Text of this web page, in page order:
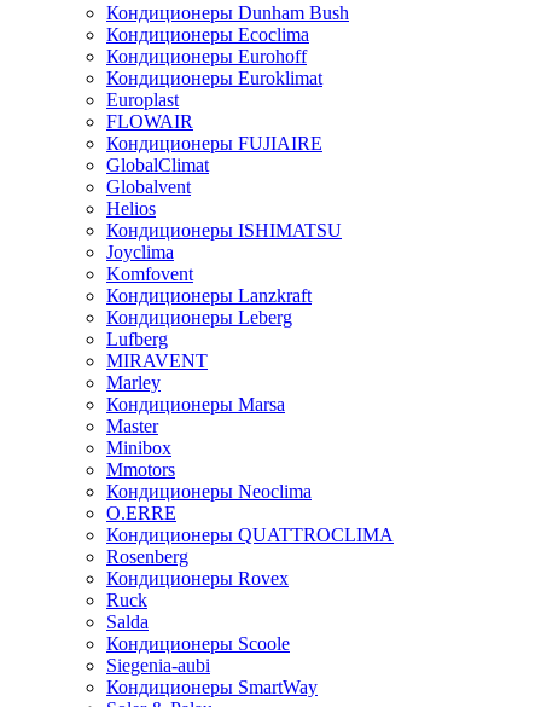
Кондиционеры Dunham Bush
Кондиционеры Ecoclima
Кондиционеры Eurohoff
Кондиционеры Euroklimat
Europlast
FLOWAIR
Кондиционеры FUJIAIRE
GlobalClimat
Globalvent
Helios
Кондиционеры ISHIMATSU
Joyclima
Komfovent
Кондиционеры Lanzkraft
Кондиционеры Leberg
Lufberg
MIRAVENT
Marley
Кондиционеры Marsa
Master
Minibox
Mmotors
Кондиционеры Neoclima
O.ERRE
Кондиционеры QUATTROCLIMA
Rosenberg
Кондиционеры Rovex
Ruck
Salda
Кондиционеры Scoole
Siegenia-aubi
Кондиционеры SmartWay